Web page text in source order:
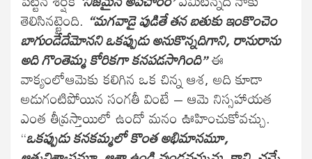
తెలిసినట్టైంది. “మగవాడై పుడితే తన బతుకు ఇంకొంచెం
బాగుండేదేమోనని ఒకప్పుడు అనుకొన్నదిగాని, రానురాను
అది గొంతెమ్మ కోరికగా కనపడసాగింది”ఈ
వాక్యంలోఆమెకు కలిగిన ఒక చిన్న ఆశ, అది కూడా
అడుగంటిపోయిన సంగతీ వింటే – ఆమె నిస్సహాయత
ఎంత తీవ్రస్తాయిలో ఉందో మనం ఊహించుకోవచ్చు.
“ఒకప్పుడు కనకమ్మలో కొంత అభిమానమూ,